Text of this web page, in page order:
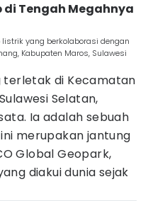
di Tengah Megahnya
yang berkolaborasi dengan
Kabupaten Maros, Sulawesi
terletak di Kecamatan
Selatan,
Ia adalah sebuah
merupakan jantung
Global Geopark,
diakui dunia sejak